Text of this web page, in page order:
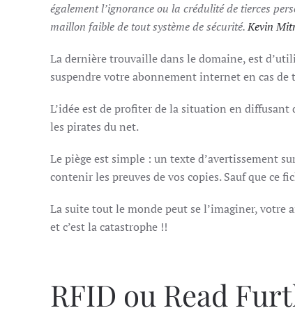
également l’ignorance ou la crédulité de tierces
maillon faible de tout système de sécurité.Kevin
La dernière trouvaille dans le domaine, est
suspendre votre abonnement internet en cas
L’idée est de profiter de la situation en diffusant
les pirates du net.
Le piège est simple : un texte d’avertissement
contenir les preuves de vos copies. Sauf que ce
La suite tout le monde peut se l’imaginer, votre
et c’est la catastrophe !!
RFID ou Read